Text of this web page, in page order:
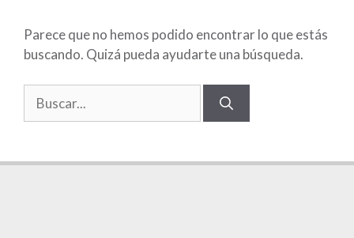
Parece que no hemos podido encontrar lo que estás
buscando. Quizá pueda ayudarte una búsqueda.